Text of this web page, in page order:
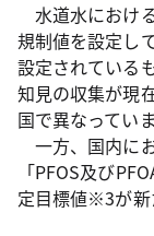
水道水におけ
規制値を設定し
設定されている
知見の収集が現
国で異なっていま
一方、国内に
「PFOS及び
定目標値※3が新